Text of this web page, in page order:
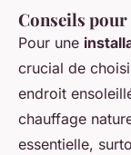
Conseils
Pour une
crucial de
endroit
chauffage
essentielle,